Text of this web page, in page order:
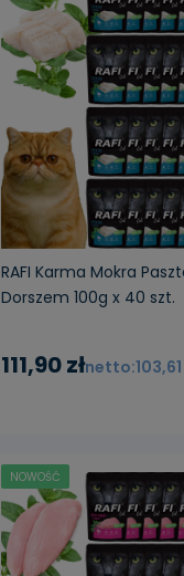
RAFI Karma Mokra
Dorszem 100g x 40 szt.
111,90 zł 103,61
NOWOŚĆ